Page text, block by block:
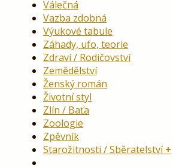
Válečná
Vazba zdobná
Výukové tabule
Záhady, ufo, teorie
Zdraví / Rodičovství
Zemědělství
Ženský román
Životní styl
Zlín / Baťa
Zoologie
Zpěvník
Starožitnosti / Sběratelství